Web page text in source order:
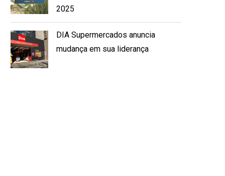
2025
DIA Supermercados anuncia
mudança em sua liderança